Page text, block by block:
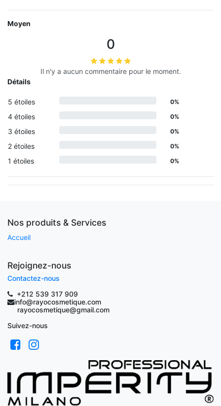
Moyen
0
Il n'y a aucun commentaire pour le moment.
Détails
5 étoiles 0%
4 étoiles 0%
3 étoiles 0%
2 étoiles 0%
1 étoiles 0%
Nos produits & Services
Accueil
Rejoignez-nous
Contactez-nous
+212 539 317 909
info@rayocosmetique.com
rayocosmetique@gmail.com
Suivez-nous